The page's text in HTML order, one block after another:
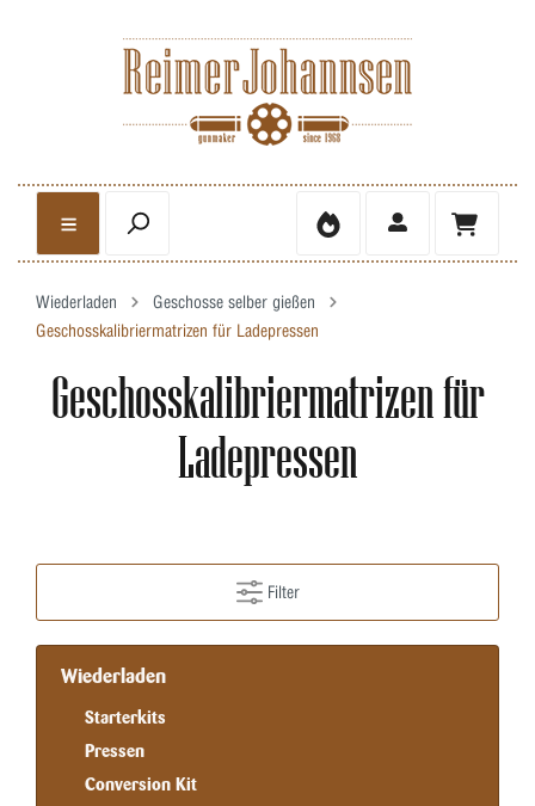
Wiederladen
Geschosse selber gießen
Geschosskalibriermatrizen für Ladepressen
Geschosskalibriermatrizen für
Ladepressen
Filter
Wiederladen
Starterkits
Pressen
Conversion Kit